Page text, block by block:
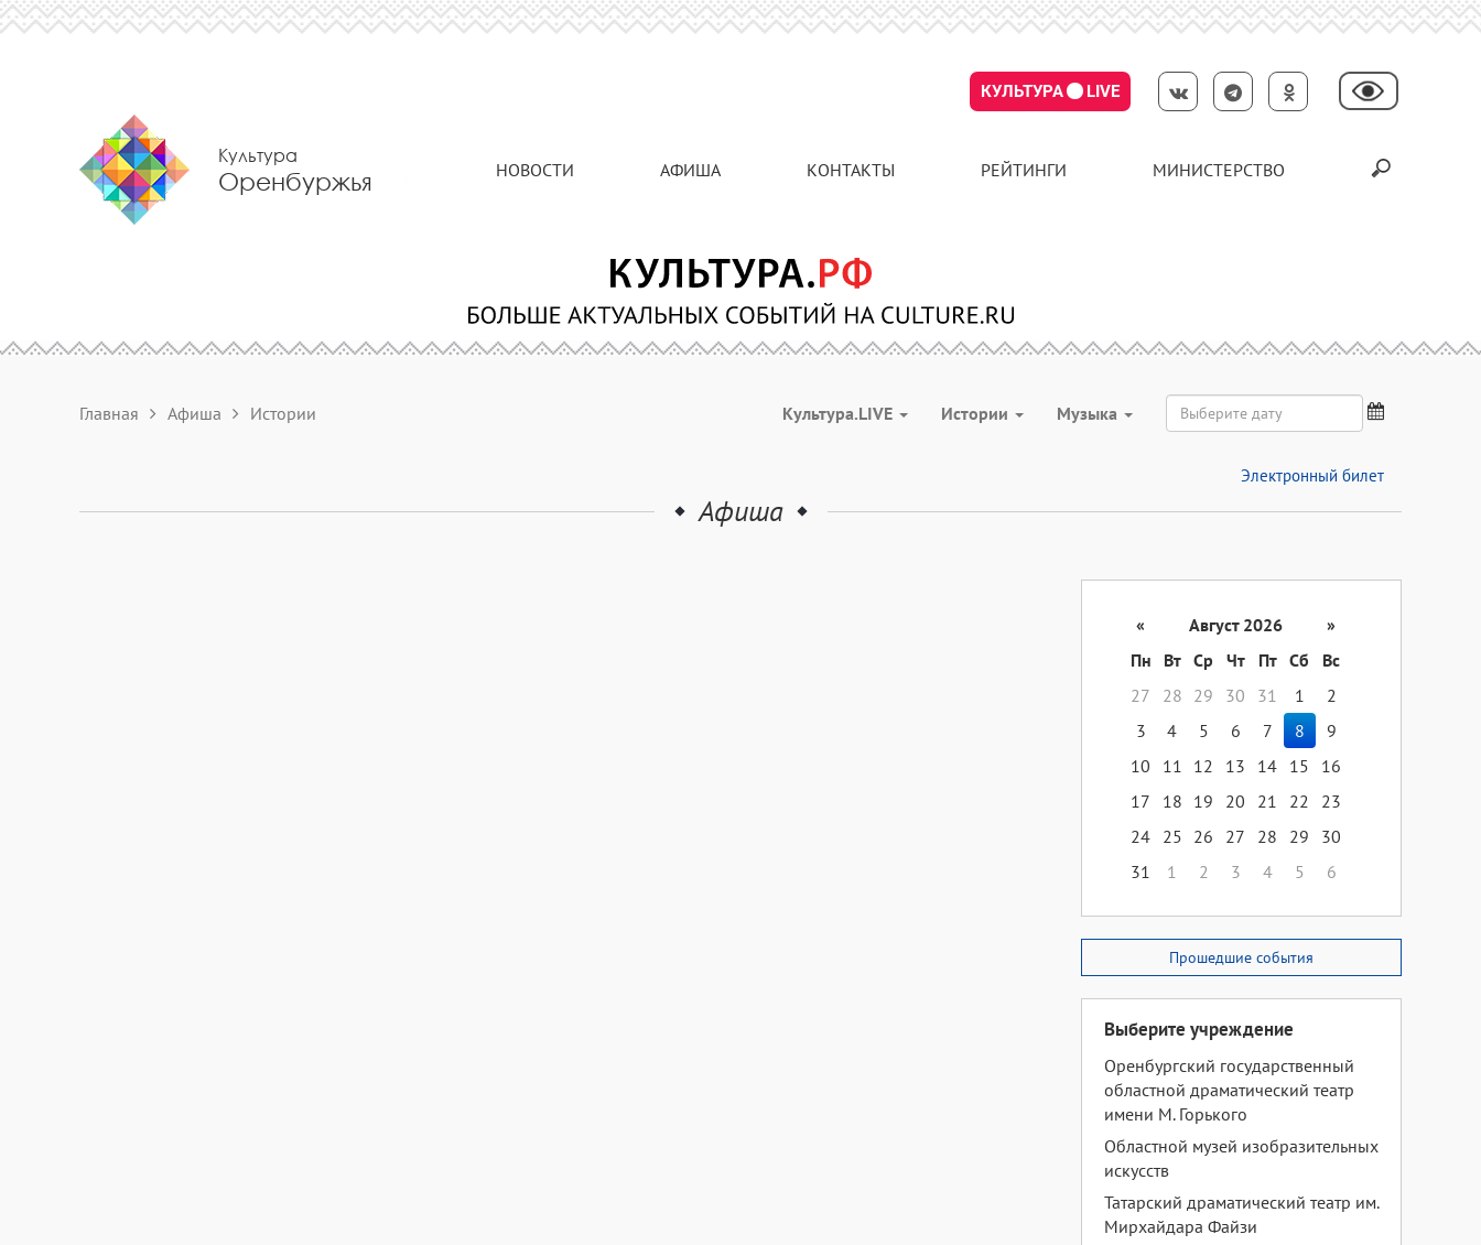
КУЛЬТУРА LIVE
Культура
Оренбуржья НОВОСТИ АФИША КОНТАКТЫ РЕЙТИНГИ МИНИСТЕРСТВО
Главная Афиша Истории Культура.LIVE Истории Музыка
Электронный билет
Афиша
« Август 2026
»
Пн
Вт Ср Чт Пт Сб
Вс
27
28 29 30 31 1
2
3
4 5 6 7 8
9
10
11 12 13 14 15
16
17
18 19 20 21 22
23
24 25 26 27 28 29
30
31
1 2 3 4 5 6
Прошедшие события
Выберите учреждение
Оренбургский государственный
областной драматический театр
имени М. Горького
Областной музей изобразительных
искусств
Татарский драматический театр им.
Мирхайдара Файзи